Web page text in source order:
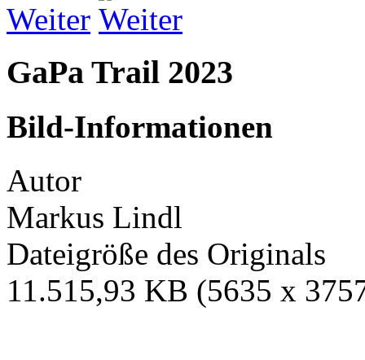
Weiter
GaPa Trail 2023
Bild-Informationen
Autor
Markus Lindl
Dateigröße des Originals
11.515,93 KB (5635 x